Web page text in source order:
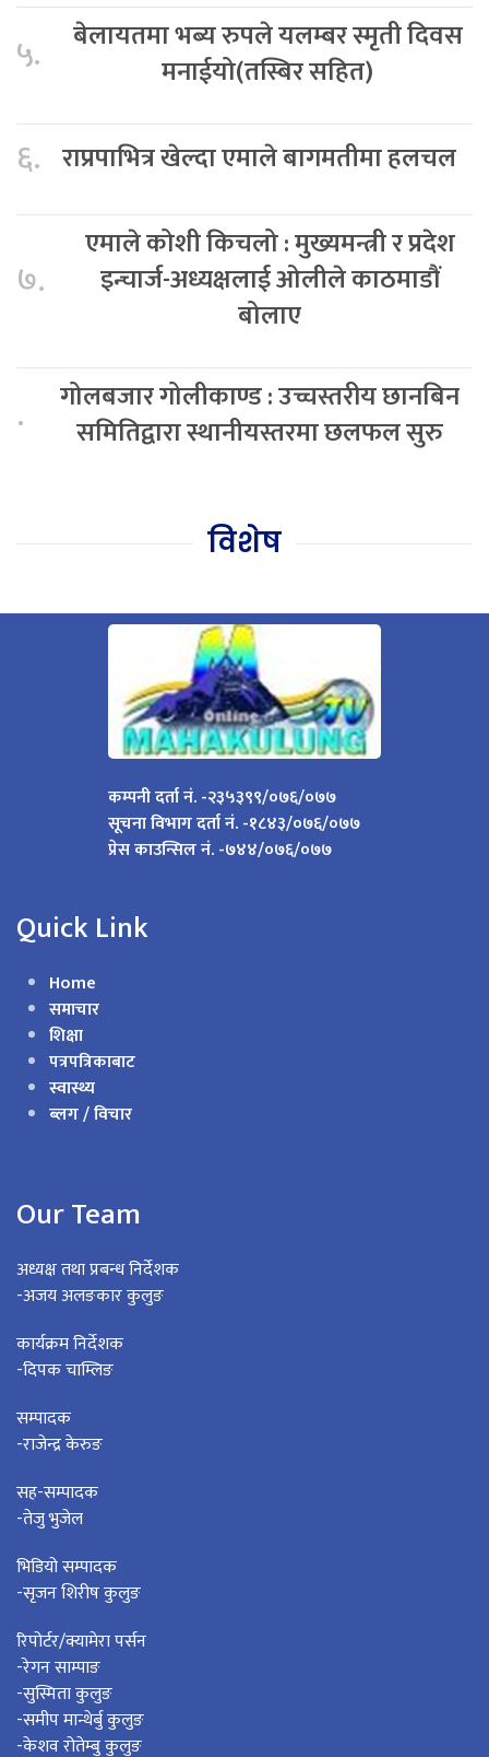
५.
बेलायतमा भब्य रुपले यलम्बर स्मृती दिवस
मनाईयो(तस्बिर सहित)
६. राप्रपाभित्र खेल्दा एमाले बागमतीमा हलचल
७.
एमाले कोशी किचलो : मुख्यमन्त्री र प्रदेश
इन्चार्ज-अध्यक्षलाई ओलीले काठमाडौं
बोलाए
.
गोलबजार गोलीकाण्ड : उच्चस्तरीय छानबिन
समितिद्वारा स्थानीयस्तरमा छलफल सुरु
विशेष
कम्पनी दर्ता नं. -२३५३९९/०७६/०७७
सूचना विभाग दर्ता नं. -१८४३/०७६/०७७
प्रेस काउन्सिल नं. -७४४/०७६/०७७
Quick Link
Home
समाचार
शिक्षा
पत्रपत्रिकाबाट
स्वास्थ्य
ब्लग / विचार
Our Team
अध्यक्ष तथा प्रबन्ध निर्देशक
-अजय अलङकार कुलुङ
कार्यक्रम निर्देशक
-दिपक चाम्लिङ
सम्पादक
-राजेन्द्र केरुङ
सह-सम्पादक
-तेजु भुजेल
भिडियो सम्पादक
-सृजन शिरीष कुलुङ
रिपोर्टर/क्यामेरा पर्सन
-रेगन साम्पाङ
-सुस्मिता कुलुङ
-समीप मान्थेर्बु कुलुङ
-केशव रोतेम्बु कुलुङ